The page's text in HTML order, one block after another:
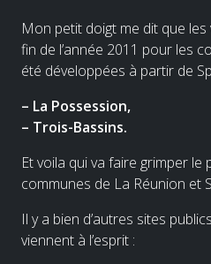
Mon petit doigt me dit que
fin de l’année 2011 pour les
été développées à partir de
– La Possession,
– Trois-Bassins.
Et voila qui va faire grimper le
communes de La Réunion et
Il y a bien d’autres sites
viennent à l’esprit :